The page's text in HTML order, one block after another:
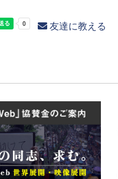
友達に教える